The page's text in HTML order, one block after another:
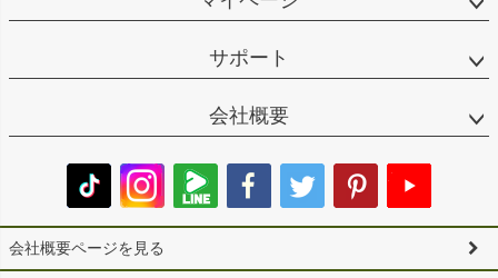
サポート
会社概要
会社概要ページを見る